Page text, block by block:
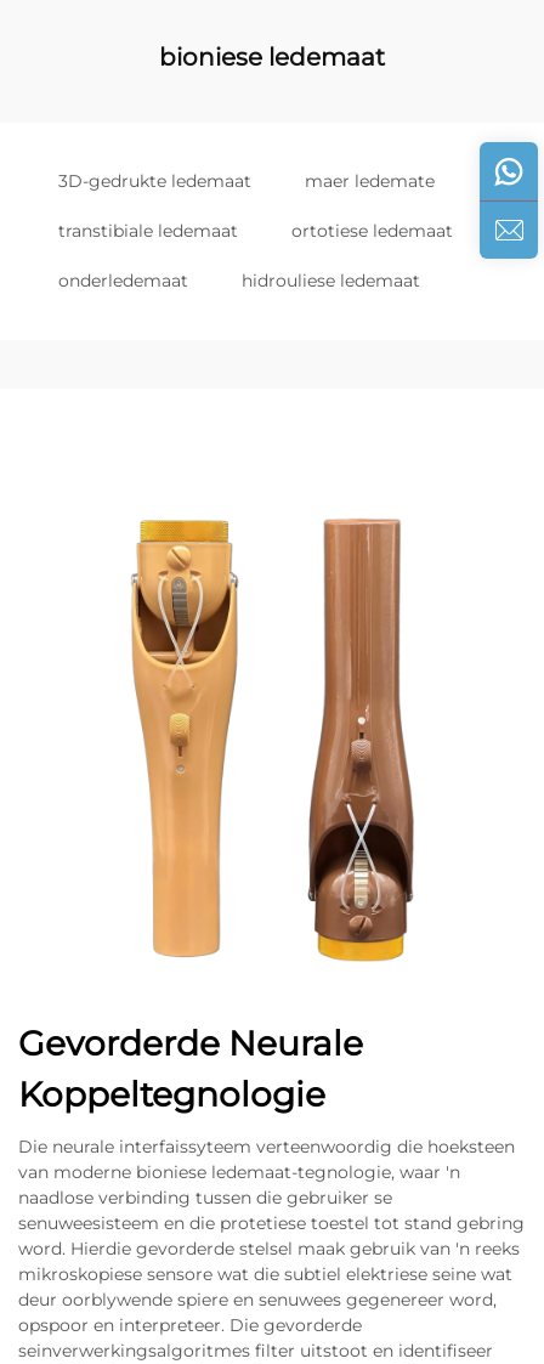
bioniese ledemaat
3D-gedrukte ledemaat maer ledemate
transtibiale ledemaat ortotiese ledemaat
onderledemaat hidrouliese ledemaat
Gevorderde Neurale
Koppeltegnologie
Die neurale interfaissyteem verteenwoordig die hoeksteen
van moderne bioniese ledemaat-tegnologie, waar 'n
naadlose verbinding tussen die gebruiker se
senuweesisteem en die protetiese toestel tot stand gebring
word. Hierdie gevorderde stelsel maak gebruik van 'n reeks
mikroskopiese sensore wat die subtiel elektriese seine wat
deur oorblywende spiere en senuwees gegenereer word,
opspoor en interpreteer. Die gevorderde
seinverwerkingsalgoritmes filter uitstoot en identifiseer